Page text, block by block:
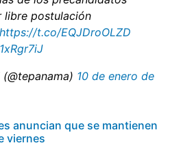
libre postulación
https://t.co/EQJDroOLZD
(@tepanama) 10 de enero de
anuncian que se mantienen
viernes